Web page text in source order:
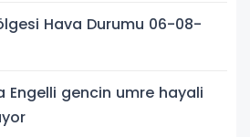
Hava Durumu 06-08-
Engelli gencin umre hayali